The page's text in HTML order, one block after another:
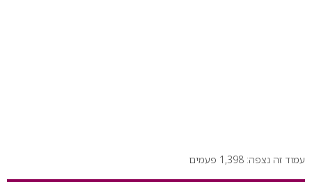
עמוד זה נצפה: 1,398 פעמים